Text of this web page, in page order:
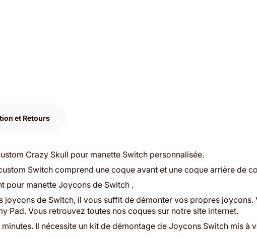
et Retours
Crazy Skull pour manette Switch personnalisée.
Switch comprend une coque avant et une coque arrière de
pour manette Joycons de Switch .
joycons de Switch, il vous suffit de démonter vos propres
Pad. Vous retrouvez toutes nos coques sur notre site internet.
Il nécessite un kit de démontage de Joycons Switch mis